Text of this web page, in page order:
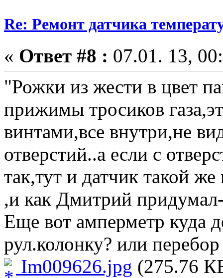
Re: Ремонт датчика
« Ответ #8 : 07.01. 13,
"Рожки из жести в цвет
прижимы тросиков
винтами,все внутри,не
отверстий..а если с
так,тут и датчик такой
,и как Дмитрий
Еще вот амперметр куда
рул.колонку? или
Im009626.jpg (275.76